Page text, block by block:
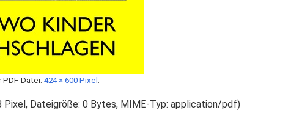
Datei: 424 × 600 Pixel .
Pixel, Dateigröße: 0 Bytes, MIME-Typ: application/pdf)